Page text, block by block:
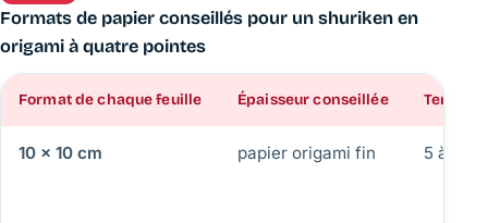
Formats de papier conseillés pour un shuriken en
origami à quatre pointes
Format de chaque feuille Épaisseur conseillée Temps
10 × 10 cm papier origami fin 5 à 8